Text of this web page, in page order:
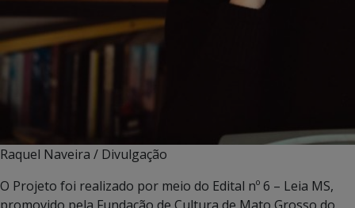
Raquel Naveira / Divulgação
O Projeto foi realizado por meio do Edital nº 6 – Leia MS,